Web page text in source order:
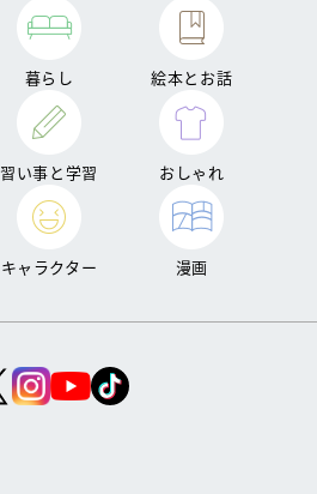
暮らし 絵本とお話
習い事と学習 おしゃれ
キャラクター 漫画